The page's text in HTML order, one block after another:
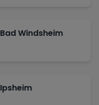
Bad Windsheim
Ipsheim